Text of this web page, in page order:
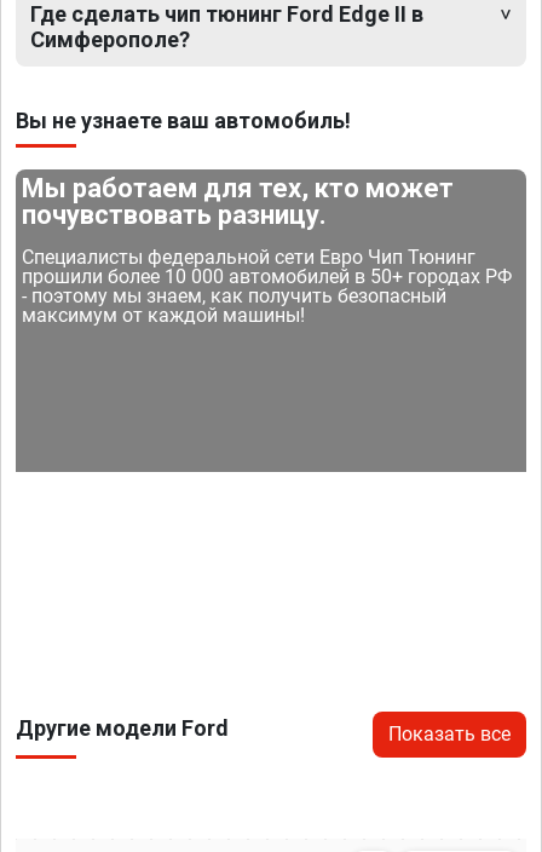
Где сделать чип тюнинг Ford Edge II в
Симферополе?
Вы не узнаете ваш автомобиль!
Мы работаем для тех, кто может
почувствовать разницу.
Специалисты федеральной сети Евро Чип Тюнинг
прошили более 10 000 автомобилей в 50+ городах РФ
- поэтому мы знаем, как получить безопасный
максимум от каждой машины!
Другие модели Ford Показать все